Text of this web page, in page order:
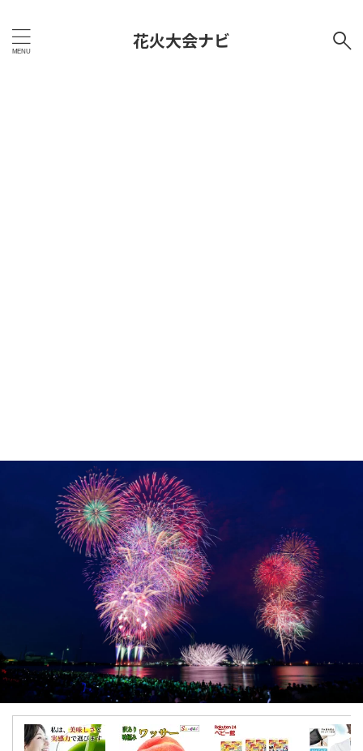
花火大会ナビ